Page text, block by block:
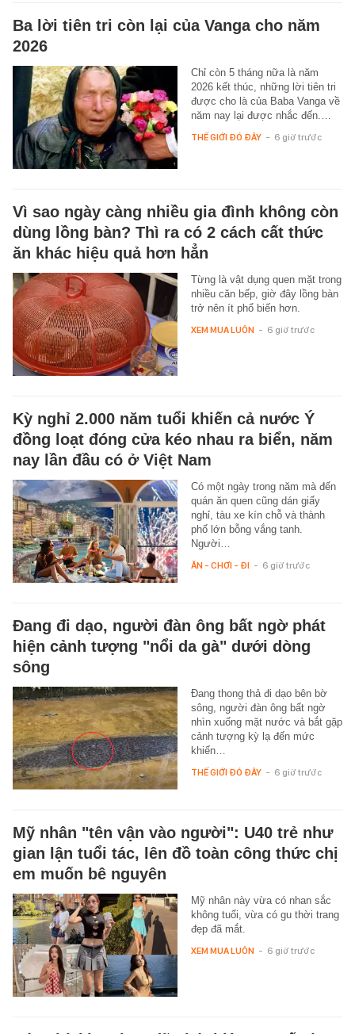
Ba lời tiên tri còn lại của Vanga cho năm
2026
Chỉ còn 5 tháng nữa là năm
2026 kết thúc, những lời tiên tri
được cho là của Baba Vanga về
năm nay lại được nhắc đến.…
THẾ GIỚI ĐÓ ĐÂY - 6 giờ trước
Vì sao ngày càng nhiều gia đình không còn
dùng lồng bàn? Thì ra có 2 cách cất thức
ăn khác hiệu quả hơn hẳn
Từng là vật dụng quen mặt trong
nhiều căn bếp, giờ đây lồng bàn
trở nên ít phổ biến hơn.
XEM MUA LUÔN - 6 giờ trước
Kỳ nghỉ 2.000 năm tuổi khiến cả nước Ý
đồng loạt đóng cửa kéo nhau ra biển, năm
nay lần đầu có ở Việt Nam
Có một ngày trong năm mà đến
quán ăn quen cũng dán giấy
nghỉ, tàu xe kín chỗ và thành
phố lớn bỗng vắng tanh.
Người…
ĂN - CHƠI - ĐI - 6 giờ trước
Đang đi dạo, người đàn ông bất ngờ phát
hiện cảnh tượng "nổi da gà" dưới dòng
sông
Đang thong thả đi dạo bên bờ
sông, người đàn ông bất ngờ
nhìn xuống mặt nước và bắt gặp
cảnh tượng kỳ lạ đến mức
khiến…
THẾ GIỚI ĐÓ ĐÂY - 6 giờ trước
Mỹ nhân "tên vận vào người": U40 trẻ như
gian lận tuổi tác, lên đồ toàn công thức chị
em muốn bê nguyên
Mỹ nhân này vừa có nhan sắc
không tuổi, vừa có gu thời trang
đẹp đã mắt.
XEM MUA LUÔN - 6 giờ trước